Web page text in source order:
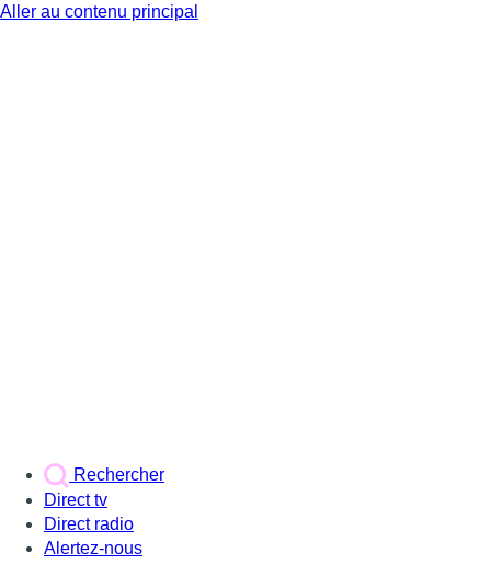
Aller au contenu principal
Rechercher
Direct tv
Direct radio
Alertez-nous